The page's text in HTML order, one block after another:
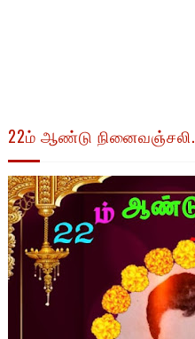
22ம் ஆண்டு நினைவஞ்சலி.